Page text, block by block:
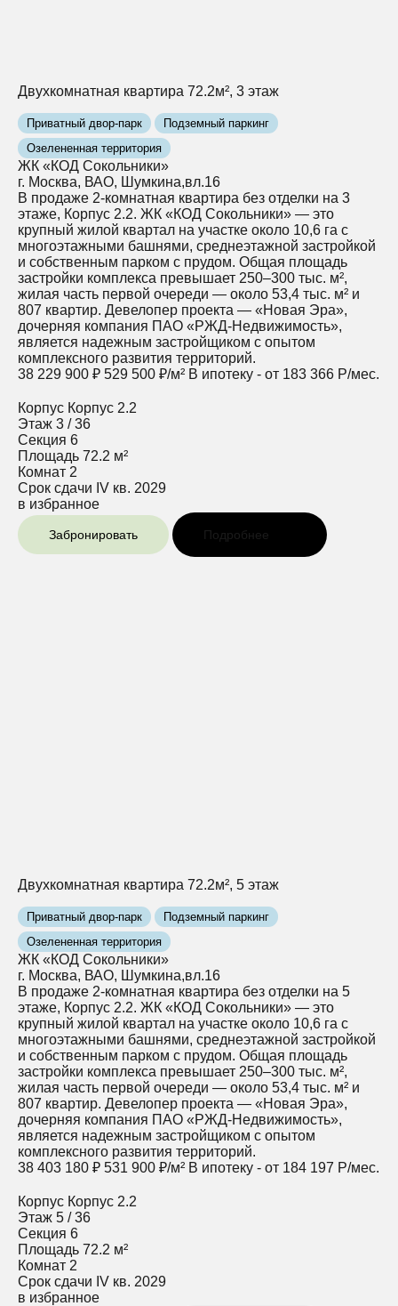
Двухкомнатная квартира 72.2м², 3 этаж
Приватный двор-парк
Подземный паркинг
Озелененная территория
ЖК «КОД Сокольники»
г. Москва, ВАО, Шумкина,вл.16
В продаже 2-комнатная квартира без отделки на 3
этаже, Корпус 2.2. ЖК «КОД Сокольники» — это
крупный жилой квартал на участке около 10,6 га с
многоэтажными башнями, среднеэтажной застройкой
и собственным парком с прудом. Общая площадь
застройки комплекса превышает 250–300 тыс. м²,
жилая часть первой очереди — около 53,4 тыс. м² и
807 квартир. Девелопер проекта — «Новая Эра»,
дочерняя компания ПАО «РЖД‑Недвижимость»,
является надежным застройщиком с опытом
комплексного развития территорий.
38 229 900 ₽ 529 500 ₽/м² В ипотеку - от 183 366 Р/мес.
Корпус Корпус 2.2
Этаж 3 / 36
Секция 6
Площадь 72.2 м²
Комнат 2
Срок сдачи IV кв. 2029
в избранное
Забронировать Подробнее
Двухкомнатная квартира 72.2м², 5 этаж
Приватный двор-парк
Подземный паркинг
Озелененная территория
ЖК «КОД Сокольники»
г. Москва, ВАО, Шумкина,вл.16
В продаже 2-комнатная квартира без отделки на 5
этаже, Корпус 2.2. ЖК «КОД Сокольники» — это
крупный жилой квартал на участке около 10,6 га с
многоэтажными башнями, среднеэтажной застройкой
и собственным парком с прудом. Общая площадь
застройки комплекса превышает 250–300 тыс. м²,
жилая часть первой очереди — около 53,4 тыс. м² и
807 квартир. Девелопер проекта — «Новая Эра»,
дочерняя компания ПАО «РЖД‑Недвижимость»,
является надежным застройщиком с опытом
комплексного развития территорий.
38 403 180 ₽ 531 900 ₽/м² В ипотеку - от 184 197 Р/мес.
Корпус Корпус 2.2
Этаж 5 / 36
Секция 6
Площадь 72.2 м²
Комнат 2
Срок сдачи IV кв. 2029
в избранное